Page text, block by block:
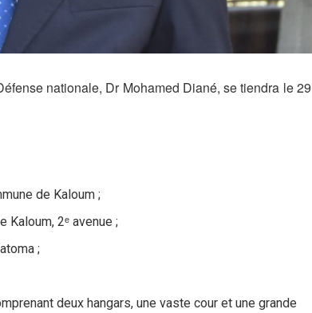
nationale, Dr Mohamed Diané, se tiendra le 29
de Kaloum ;
Kaloum, 2ᵉ avenue ;
;
deux hangars, une vaste cour et une grande